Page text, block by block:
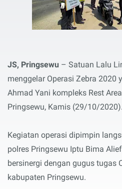
JS, Pringsewu – Satuan Lalu
menggelar Operasi Zebra 2020
Ahmad Yani kompleks Rest
Pringsewu, Kamis (29/10/2020).
Kegiatan operasi dipimpin
polres Pringsewu Iptu Bima
bersinergi dengan gugus tugas
kabupaten Pringsewu.